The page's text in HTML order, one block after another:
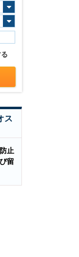
ス
止
留